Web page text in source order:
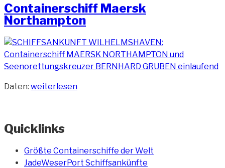
Containerschiff Maersk
Northampton
Daten: „Containerschiff
weiterlesen
Quicklinks
Größte Containerschiffe der Welt
JadeWeserPort Schiffsankünfte